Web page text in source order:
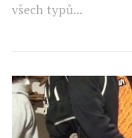
všech typů...